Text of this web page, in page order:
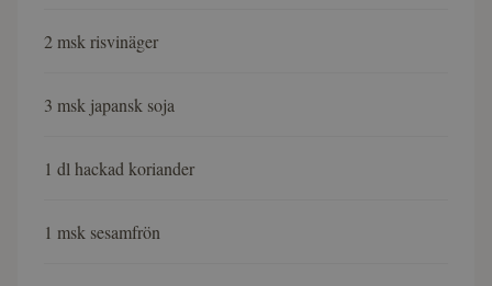
2 msk risvinäger
3 msk japansk soja
1 dl hackad koriander
1 msk sesamfrön